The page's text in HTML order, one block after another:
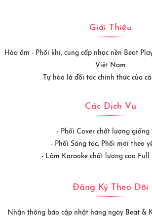
Giới Thiệu
Hòa âm - Phối khí, cung cấp nhạc nền Beat
Việt Nam
Tự hào là đối tác chính thức của
Các Dịch Vụ
- Phối Cover chất lượng giống
- Phối Sáng tác, Phối mới theo
- Làm Karaoke chất lượng cao Full
Đăng Ký Theo Dõi
Nhận thông báo cập nhật hàng ngày Beat &